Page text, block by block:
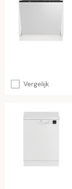
Vergelijk